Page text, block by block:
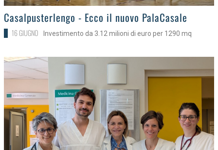
>
Casalpusterlengo - Ecco il nuovo PalaCasale
16 GIUGNO Investimento da 3.12 milioni di euro per 1290 mq